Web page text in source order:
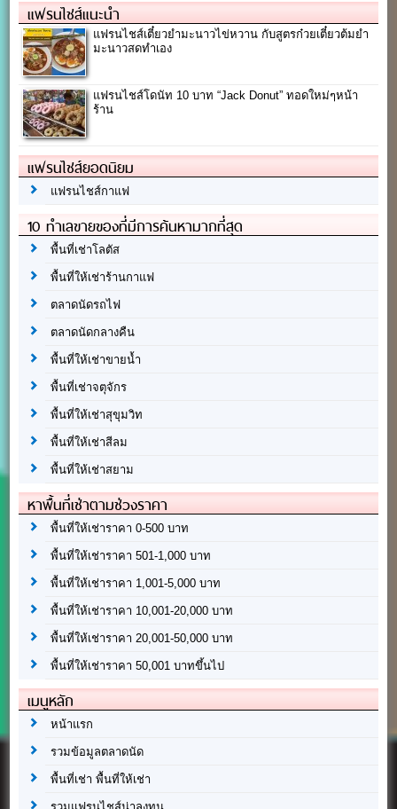
แฟรนไชส์แนะนำ
แฟรนไชส์เตี๋ยวยำมะนาวไข่หวาน กับสูตรก๋วยเตี๋ยวต้มยำ
มะนาวสดทำเอง
แฟรนไชส์โดนัท 10 บาท “Jack Donut” ทอดใหม่ๆหน้า
ร้าน
แฟรนไชส์ยอดนิยม
แฟรนไชส์กาแฟ
10 ทำเลขายของที่มีการค้นหามากที่สุด
พื้นที่เช่าโลตัส
พื้นที่ให้เช่าร้านกาแฟ
ตลาดนัดรถไฟ
ตลาดนัดกลางคืน
พื้นที่ให้เช่าขายน้ำ
พื้นที่เช่าจตุจักร
พื้นที่ให้เช่าสุขุมวิท
พื้นที่ให้เช่าสีลม
พื้นที่ให้เช่าสยาม
หาพื้นที่เช่าตามช่วงราคา
พื้นที่ให้เช่าราคา 0-500 บาท
พื้นที่ให้เช่าราคา 501-1,000 บาท
พื้นที่ให้เช่าราคา 1,001-5,000 บาท
พื้นที่ให้เช่าราคา 10,001-20,000 บาท
พื้นที่ให้เช่าราคา 20,001-50,000 บาท
พื้นที่ให้เช่าราคา 50,001 บาทขึ้นไป
เมนูหลัก
หน้าแรก
รวมข้อมูลตลาดนัด
พื้นที่เช่า พื้นที่ให้เช่า